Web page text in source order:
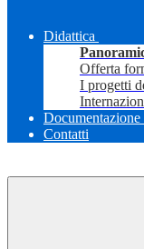
Didattica
Offerta
I progetti
Documentazione
Contatti